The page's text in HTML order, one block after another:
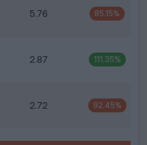
5.76 85.15%
2.87 111.35%
2.72 92.45%